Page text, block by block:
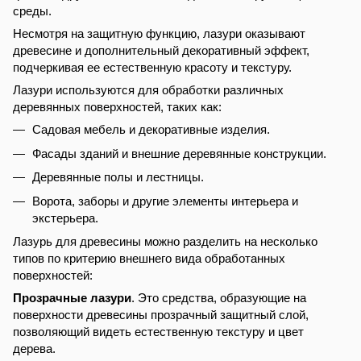
среды.
Несмотря на защитную функцию, лазури оказывают
древесине и дополнительный декоративный эффект,
подчеркивая ее естественную красоту и текстуру.
Лазури используются для обработки различных
деревянных поверхностей, таких как:
Садовая мебель и декоративные изделия.
Фасады зданий и внешние деревянные конструкции.
Деревянные полы и лестницы.
Ворота, заборы и другие элементы интерьера и
экстерьера.
Лазурь для древесины можно разделить на несколько
типов по критерию внешнего вида обработанных
поверхностей:
Прозрачные лазури. Это средства, образующие на
поверхности древесины прозрачный защитный слой,
позволяющий видеть естественную текстуру и цвет
дерева.